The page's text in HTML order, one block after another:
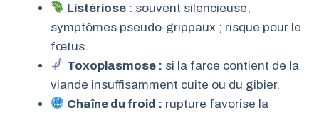
Listériose : souvent silencieuse,
symptômes pseudo-grippaux ; risque pour le
fœtus.
Toxoplasmose : si la farce contient de la
viande insuffisamment cuite ou du gibier.
Chaîne du froid : rupture favorise la